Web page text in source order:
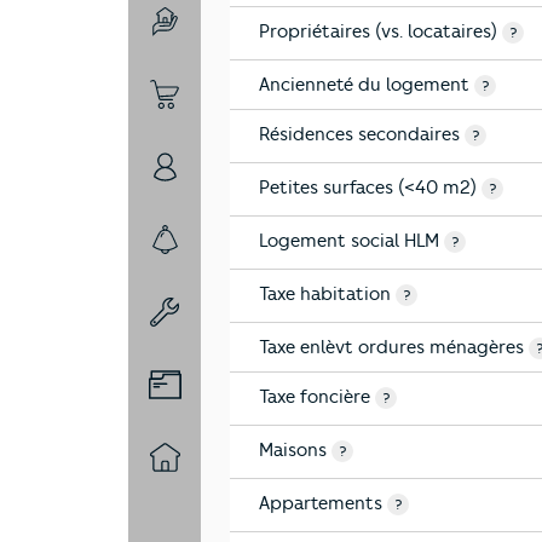
4-Education
5-Commerces
6-Politique
7-Sécurité
8-Chauffage
9-Diagnostic risques
10-Logement
Propriétaires (vs. locataires) ?
Ancienneté du logement ?
Résidences secondaires ?
Petites surfaces (<40 m2) ?
Logement social HLM ?
Taxe habitation ?
Taxe enlèvt ordures ménagères ?
Taxe foncière ?
Maisons ?
Appartements ?